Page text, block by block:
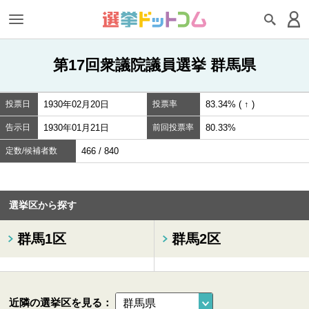
第17回衆議院議員選挙 群馬県
投票日 1930年02月20日 投票率 83.34% ( ↑ )
告示日 1930年01月21日 前回投票率 80.33%
定数/候補者数 466 / 840
選挙区から探す
群馬1区 群馬2区
近隣の選挙区を見る：